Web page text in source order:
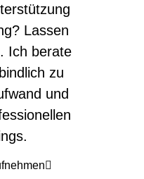
Lassen
Ich berate
zu
und